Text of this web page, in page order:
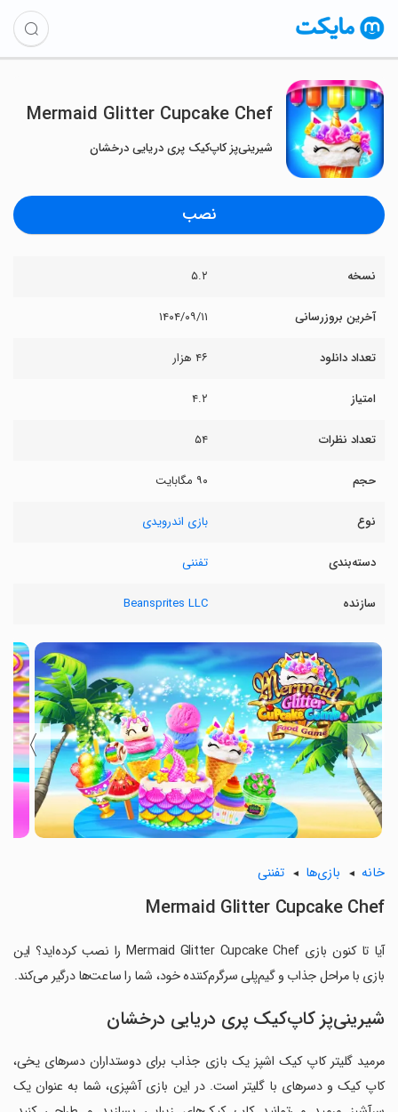
Mermaid Glitter Cupcake Chef
شیرینی‌پز کاپ‌کیک پری دریایی درخشان
نصب
نسخه ۵.۲
آخرین بروزرسانی ۱۴۰۴/۰۹/۱۱
تعداد دانلود ۴۶ هزار
امتیاز ۴.۲
تعداد نظرات ۵۴
حجم ۹۰ مگابایت
نوع بازی اندرویدی
دسته‌بندی تفننی
سازنده Beansprites LLC
〈
〉
خانه بازی‌ها تفننی
Mermaid Glitter Cupcake Chef
آیا تا کنون بازی Mermaid Glitter Cupcake Chef را نصب کرده‌اید؟ این
بازی با مراحل جذاب و گیم‌پلی سرگرم‌کننده خود، شما را ساعت‌ها درگیر می‌کند.
شیرینی‌پز کاپ‌کیک پری دریایی درخشان
مرمید گلیتر کاپ کیک اشپز یک بازی جذاب برای دوستداران دسرهای یخی،
کاپ کیک و دسرهای با گلیتر است. در این بازی آشپزی، شما به عنوان یک